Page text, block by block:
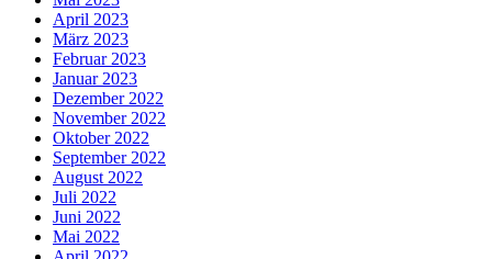
April 2023
März 2023
Februar 2023
Januar 2023
Dezember 2022
November 2022
Oktober 2022
September 2022
August 2022
Juli 2022
Juni 2022
Mai 2022